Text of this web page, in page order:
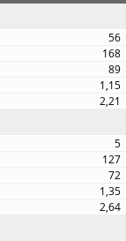
56
168
89
1,15
2,21
5
127
72
1,35
2,64